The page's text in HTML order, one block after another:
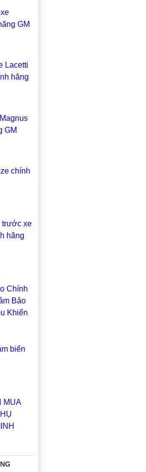
GM
Lacetti
hãng
GM
chính
trước xe
hãng
Chính
Bảo
Khiển
biến
MUA